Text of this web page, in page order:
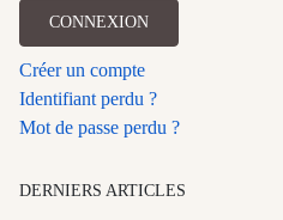
CONNEXION
Créer un compte
Identifiant perdu ?
Mot de passe perdu ?
DERNIERS ARTICLES